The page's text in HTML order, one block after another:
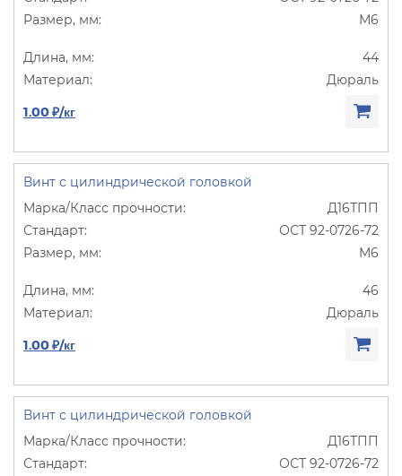
М6
44
Дюраль
1.00 ₽/кг
Винт с цилиндрической головкой
Д16ТПП
ОСТ 92-0726-72
М6
46
Дюраль
1.00 ₽/кг
Винт с цилиндрической головкой
Д16ТПП
ОСТ 92-0726-72